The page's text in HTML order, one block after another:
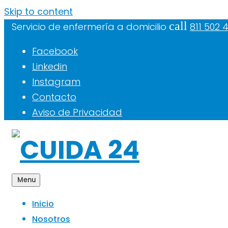
Skip to content
Servicio de enfermería a domicilio call 811 502
Facebook
Linkedin
Instagram
Contacto
Aviso de Privacidad
Menu
Inicio
Nosotros